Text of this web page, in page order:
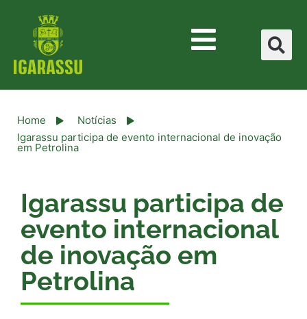
Home
Notícias
Igarassu participa de evento internacional de inovação
em Petrolina
Igarassu participa de
evento internacional
de inovação em
Petrolina